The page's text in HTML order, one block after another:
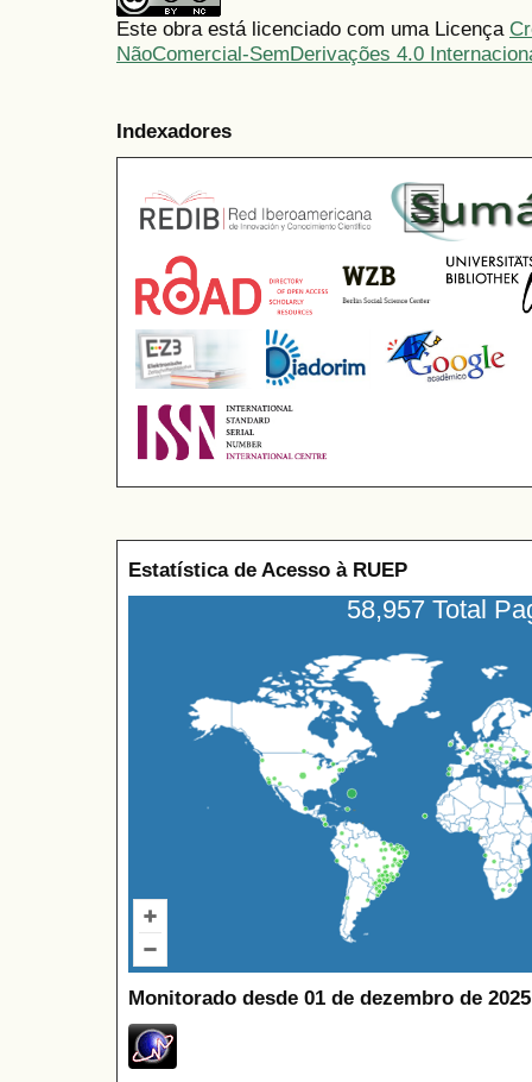
Este obra está licenciado com uma Licença
NãoComercial-SemDerivações 4.0
Indexadores
Estatística de Acesso à RUEP
58,957 Total
Monitorado desde 01 de dezembro de